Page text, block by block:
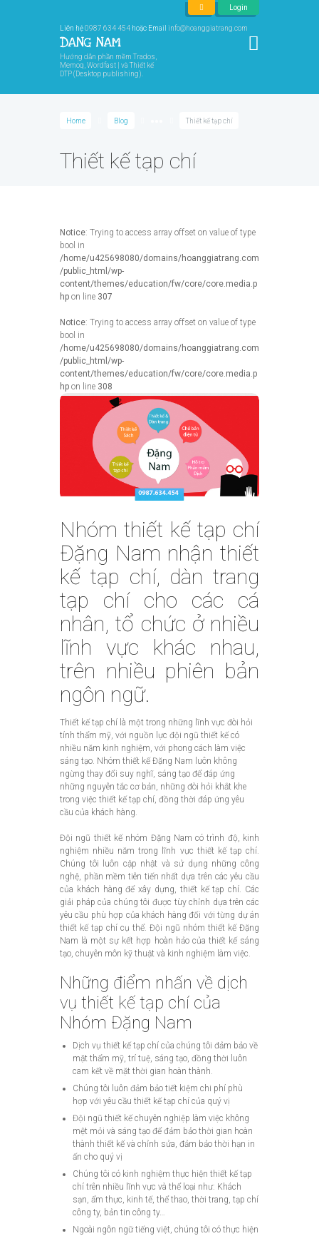
Login
Liên hệ0987 634 454 hoặc Email info@hoanggiatrang.com
Hướng dẫn phần mềm Trados,
Memoq, Wordfast | và Thiết kế
DTP (Desktop publishing).
Home Blog Thiết kế tạp chí
Thiết kế tạp chí
Notice: Trying to access array offset on value of type
bool in
/home/u425698080/domains/hoanggiatrang.com
/public_html/wp-
content/themes/education/fw/core/core.media.p
hp on line 307
Notice: Trying to access array offset on value of type
bool in
/home/u425698080/domains/hoanggiatrang.com
/public_html/wp-
content/themes/education/fw/core/core.media.p
hp on line 308
Nhóm thiết kế tạp chí
Đặng Nam nhận thiết
kế tạp chí, dàn trang
tạp chí cho các cá
nhân, tổ chức ở nhiều
lĩnh vực khác nhau,
trên nhiều phiên bản
ngôn ngữ.
Thiết kế tạp chí là một trong những lĩnh vực đòi hỏi
tính thẩm mỹ, với nguồn lực đội ngũ thiết kế có
nhiều năm kinh nghiệm, với phong cách làm việc
sáng tạo. Nhóm thiết kế Đặng Nam luôn không
ngừng thay đổi suy nghĩ, sáng tạo để đáp ứng
những nguyên tắc cơ bản, những đòi hỏi khắt khe
trong việc thiết kế tạp chí, đồng thời đáp ứng yêu
cầu của khách hàng.
Đội ngũ thiết kế nhóm Đặng Nam có trình độ, kinh
nghiệm nhiều năm trong lĩnh vực thiết kế tạp chí.
Chúng tôi luôn cập nhật và sử dụng những công
nghệ, phần mềm tiên tiến nhất dựa trên các yêu cầu
của khách hàng để xây dựng, thiết kế tạp chí. Các
giải pháp của chúng tôi được tùy chỉnh dựa trên các
yêu cầu phù hợp của khách hàng đối với từng dự án
thiết kế tạp chí cụ thể. Đội ngũ nhóm thiết kế Đặng
Nam là một sự kết hợp hoàn hảo của thiết kế sáng
tạo, chuyên môn kỹ thuật và kinh nghiệm làm việc.
Những điểm nhấn về dịch
vụ thiết kế tạp chí của
Nhóm Đặng Nam
Dịch vụ thiết kế tạp chí của chúng tôi đảm bảo về
mặt thẩm mỹ, trí tuệ, sáng tạo, đồng thời luôn
cam kết về mặt thời gian hoàn thành.
Chúng tôi luôn đảm bảo tiết kiệm chi phí phù
hợp với yêu cầu thiết kế tạp chí của quý vị
Đội ngũ thiết kế chuyên nghiệp làm việc không
mệt mỏi và sáng tạo để đảm bảo thời gian hoàn
thành thiết kế và chỉnh sửa, đảm bảo thời hạn in
ấn cho quý vị
Chúng tôi có kinh nghiệm thực hiện thiết kế tạp
chí trên nhiều lĩnh vực và thể loại như: Khách
sạn, ẩm thực, kinh tế, thể thao, thời trang, tạp chí
công ty, bản tin công ty…
Ngoài ngôn ngữ tiếng việt, chúng tôi có thực hiện